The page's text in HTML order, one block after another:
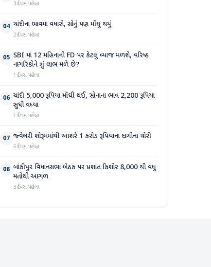
3 દિવસ પહેલા
04 ચાંદીના ભાવમાં વધારો, સોનું પણ મોંઘુ થયું
2 દિવસ પહેલા
05 SBI માં 12 મહિનાની FD પર કેટલું વ્યાજ મળશે, વરિષ્ઠ
નાગરિકોને શું લાભ મળે છે?
1 દિવસ પહેલા
06 ચાંદી 5,000 રૂપિયા મોંઘી થઈ, સોનાના ભાવ 2,200 રૂપિયા
સુધી વધ્યા
1 દિવસ પહેલા
07 જ્વેલરી શોરૂમમાંથી આશરે 1 કરોડ રૂપિયાના દાગીના ચોરી
6 દિવસ પહેલા
08 બાંકીપુર વિધાનસભા બેઠક પર પ્રશાંત કિશોર 8,000 થી વધુ
મતોથી આગળ
3 દિવસ પહેલા